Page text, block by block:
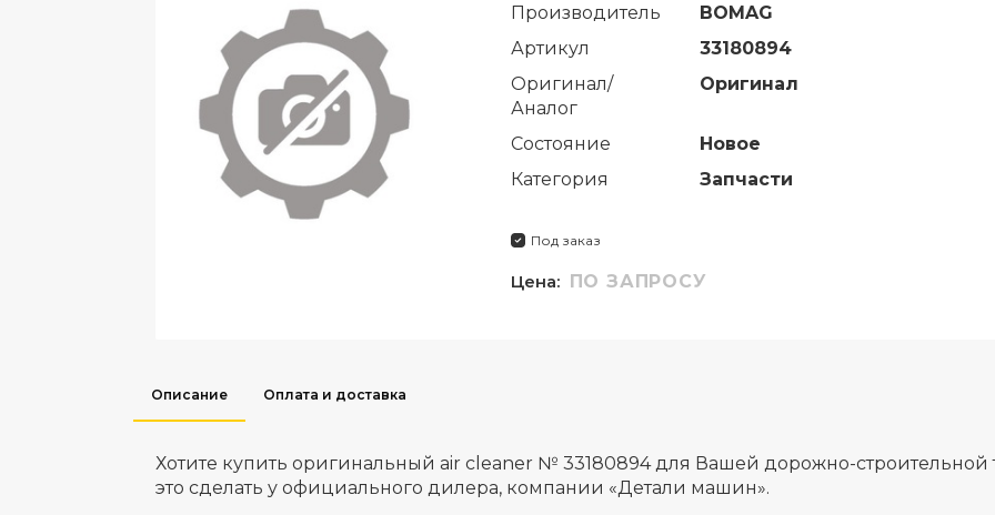
Производитель
BOMAG
Артикул
33180894
Оригинал/
Аналог
Оригинал
Состояние
Новое
Категория
Запчасти
Под заказ
Цена: ПО ЗАПРОСУ
Описание Оплата и доставка
Хотите купить оригинальный air cleaner № 33180894 для Вашей дорожно-строительной
это сделать у официального дилера, компании «Детали машин».